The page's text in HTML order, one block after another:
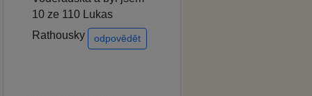
10 ze 110 Lukas
Rathousky
odpovědět